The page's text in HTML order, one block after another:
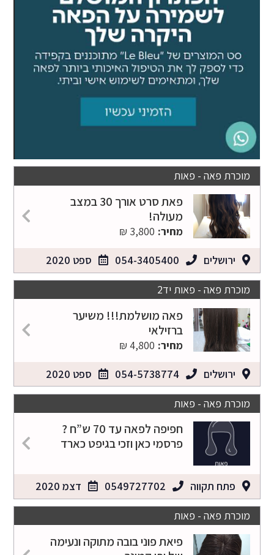
מוכרת פאה - פאות
פאת סרט אורך 30 במצב
מעולה!
מחיר: 3,800 ₪
ירושלים 054-3405400 ספט 2020
מוכרת פאה - פאות יד2
פאה מושלמת!!! משיער
ברזילאי
מחיר: 4,800 ₪
ירושלים 054-5738774 ספט 2020
מוכרת פאה - פאות
חפיפה לפאה עד 70 ש”ח ?
פרסמי כאן וזכי בגיפט כארד
פתח תקווה 0549727702 דצמ 2020
מוכרת פאה - פאות
פיאת פוני בובה מתוקה ונעימה